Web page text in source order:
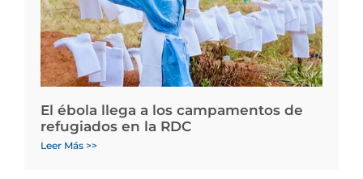
El ébola llega a los campamentos de
refugiados en la RDC
Leer Más >>